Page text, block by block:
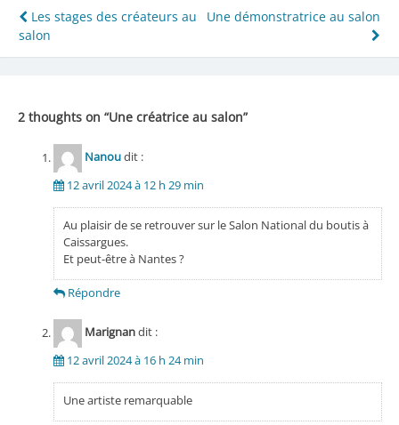
Navigation
de
Les stages des créateurs au
salon
Une démonstratrice au salon
2 thoughts on “Une créatrice au salon”
Nanoudit :
12 avril 2024 à 12 h 29 min
Au plaisir de se retrouver sur le Salon National du boutis à
Caissargues.
Et peut-être à Nantes ?
Répondre
Marignandit :
12 avril 2024 à 16 h 24 min
Une artiste remarquable